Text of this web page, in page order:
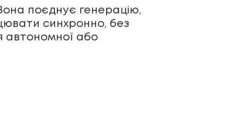
поєднує генерацію,
синхронно, без
автономної або